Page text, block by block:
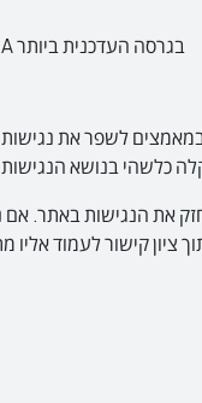
לשם קבלת חוויית גלישה מיטבית באמצעות תוכנת הקראת מסך, ההמלצה היא להשתמש בתוכנת NVDA בגרסה העדכנית ביותר
את הנגישות באתר. אם